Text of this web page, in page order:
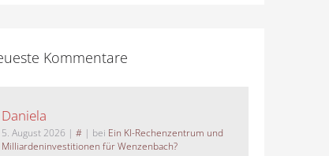
Kommentare
Daniela
5. August 2026 | #| bei Ein KI-Rechenzentrum und
Milliardeninvestitionen für Wenzenbach?